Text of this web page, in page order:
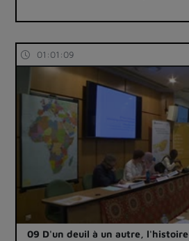
01:01:09
09 D'un deuil à un autre,